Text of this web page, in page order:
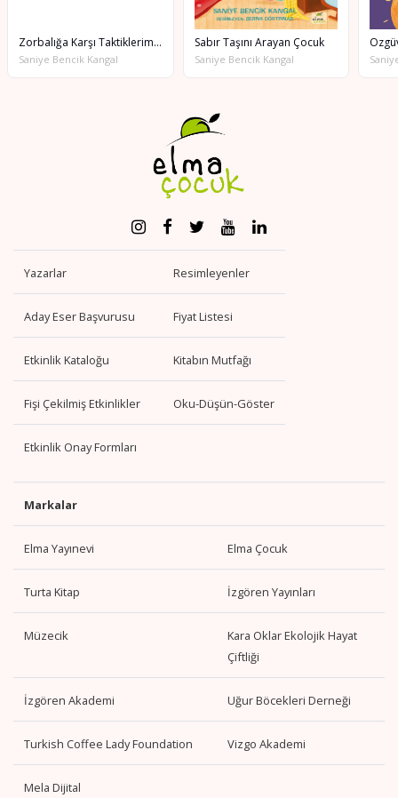
Zorbalığa Karşı Taktiklerim Var
Saniye Bencik Kangal
Sabır Taşını Arayan Çocuk
Saniye Bencik Kangal
Yazarlar Resimleyenler
Aday Eser Başvurusu Fiyat Listesi
Etkinlik Kataloğu Kitabın Mutfağı
Fişi Çekilmiş Etkinlikler Oku-Düşün-Göster
Etkinlik Onay Formları
Markalar
Elma Yayınevi Elma Çocuk
Turta Kitap İzgören Yayınları
Müzecik
Kara Oklar Ekolojik Hayat
Çiftliği
İzgören Akademi Uğur Böcekleri Derneği
Turkish Coffee Lady Foundation Vizgo Akademi
Mela Dijital